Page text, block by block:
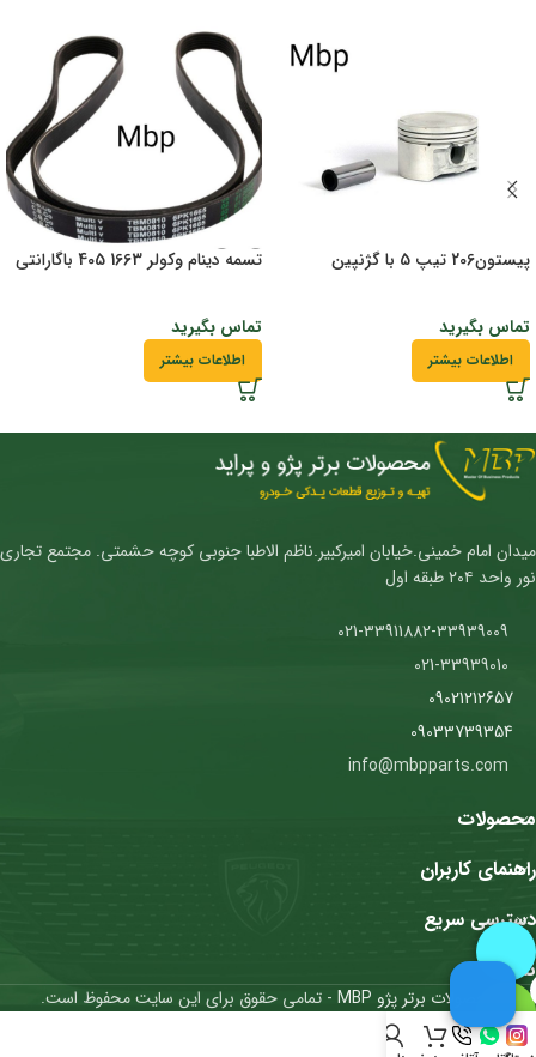
پیستون206 تیپ 5 با گژنپین
تماس بگیرید
اطلاعات بیشتر
تسمه دینام وکولر 1663 405 باگارانتی
تماس بگیرید
اطلاعات بیشتر
میدان امام خمینی.خیابان امیرکبیر.ناظم الاطبا جنوبی کوچه حشمتی. مجتمع تجاری
نور واحد ۲۰۴ طبقه اول
09021212657
09033739354
محصولات
راهنمای کاربران
دسترسی سریع
نمادها
محصولات برتر پژو MBP - تمامی حقوق برای این سایت محفوظ است.